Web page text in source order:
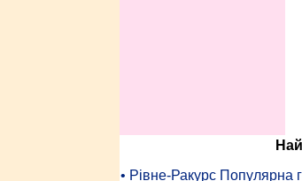
• Рiвне-Ракурс Популярна